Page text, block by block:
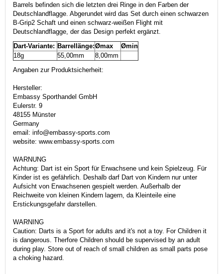
Barrels befinden sich die letzten drei Ringe in den Farben der
Deutschlandflagge. Abgerundet wird das Set durch einen schwarzen
B-Grip2 Schaft und einen schwarz-weißen Flight mit
Deutschlandflagge, der das Design perfekt ergänzt.
Dart-Variante: Barrellänge:Ømax
Ømin
18g
55,00mm
8,00mm
Angaben zur Produktsicherheit:
Hersteller:
Embassy Sporthandel GmbH
Eulerstr. 9
48155 Münster
Germany
email: info@embassy-sports.com
website: www.embassy-sports.com
WARNUNG
Achtung: Dart ist ein Sport für Erwachsene und kein Spielzeug. Für
Kinder ist es gefährlich. Deshalb darf Dart von Kindern nur unter
Aufsicht von Erwachsenen gespielt werden. Außerhalb der
Reichweite von kleinen Kindern lagern, da Kleinteile eine
Erstickungsgefahr darstellen.
WARNING
Caution: Darts is a Sport for adults and it's not a toy. For Children it
is dangerous. Therfore Children should be supervised by an adult
during play. Store out of reach of small children as small parts pose
a choking hazard.